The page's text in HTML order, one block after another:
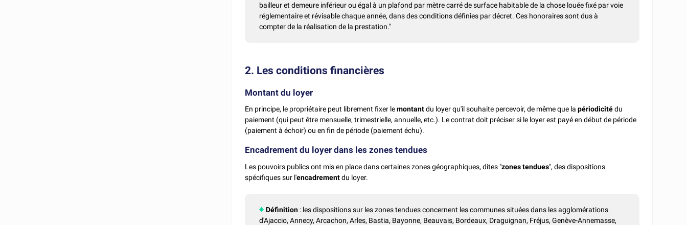
bailleur et demeure inférieur ou égal à un plafond par mètre carré de surface habitable de la chose louée fixé par voie
réglementaire et révisable chaque année, dans des conditions définies par décret. Ces honoraires sont dus à
compter de la réalisation de la prestation."
2. Les conditions financières
Montant du loyer
En principe, le propriétaire peut librement fixer lemontantdu loyer qu'il souhaite percevoir, de même que lapériodicitédu
paiement (qui peut être mensuelle, trimestrielle, annuelle, etc.). Le contrat doit préciser si le loyer est payé en début de période
(paiement à échoir) ou en fin de période (paiement échu).
Encadrement du loyer dans les zones tendues
Les pouvoirs publics ont mis en place dans certaines zones géographiques, dites "zones tendues", des dispositions
spécifiques sur l'encadrementdu loyer.
Définition : les dispositions sur les zones tendues concernent les communes situées dans les agglomérations
d'Ajaccio, Annecy, Arcachon, Arles, Bastia, Bayonne, Beauvais, Bordeaux, Draguignan, Fréjus, Genève-Annemasse,